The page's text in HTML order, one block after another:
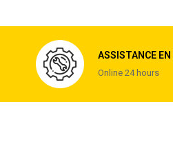
ASSISTANCE EN
Online 24 hours